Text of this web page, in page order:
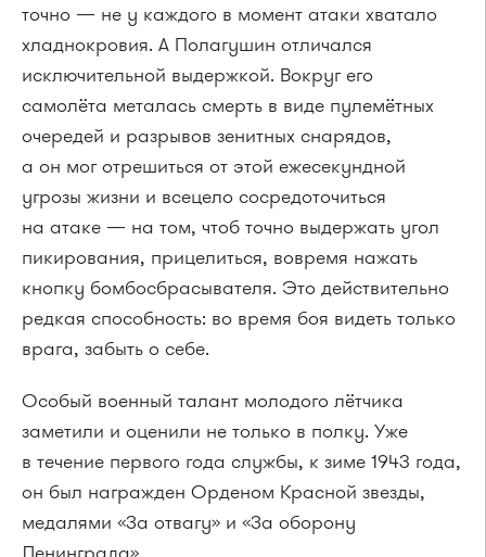
точно — не у каждого в момент атаки хватало
хладнокровия. А Полагушин отличался
исключительной выдержкой. Вокруг его
самолёта металась смерть в виде пулемётных
очередей и разрывов зенитных снарядов,
а он мог отрешиться от этой ежесекундной
угрозы жизни и всецело сосредоточиться
на атаке — на том, чтоб точно выдержать угол
пикирования, прицелиться, вовремя нажать
кнопку бомбосбрасывателя. Это действительно
редкая способность: во время боя видеть только
врага, забыть о себе.
Особый военный талант молодого лётчика
заметили и оценили не только в полку. Уже
в течение первого года службы, к зиме 1943 года,
он был награжден Орденом Красной звезды,
медалями «За отвагу» и «За оборону